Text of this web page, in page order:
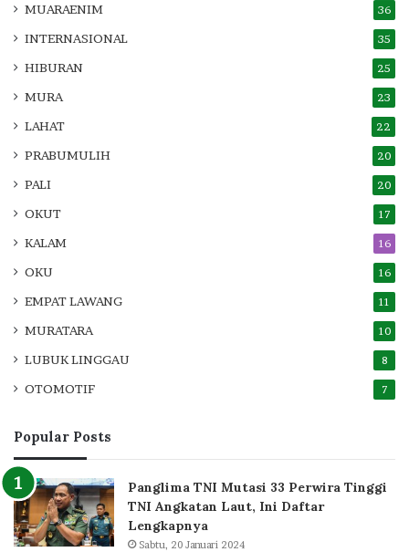
MUARAENIM 36
INTERNASIONAL 35
HIBURAN 25
MURA 23
LAHAT 22
PRABUMULIH 20
PALI 20
OKUT 17
KALAM 16
OKU 16
EMPAT LAWANG 11
MURATARA 10
LUBUK LINGGAU 8
OTOMOTIF 7
Popular Posts
Panglima TNI Mutasi 33 Perwira Tinggi
TNI Angkatan Laut, Ini Daftar
Lengkapnya
Sabtu, 20 Januari 2024